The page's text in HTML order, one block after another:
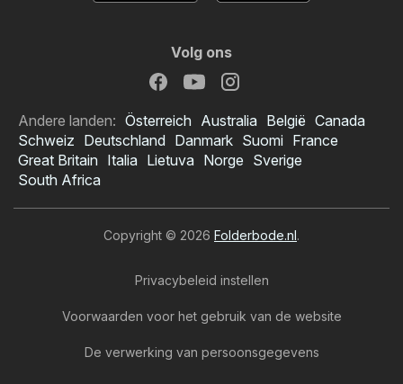
Volg ons
Andere landen: Österreich Australia België Canada
Schweiz Deutschland Danmark Suomi France
Great Britain Italia Lietuva Norge Sverige
South Africa
Copyright © 2026 Folderbode.nl.
Privacybeleid instellen
Voorwaarden voor het gebruik van de website
De verwerking van persoonsgegevens